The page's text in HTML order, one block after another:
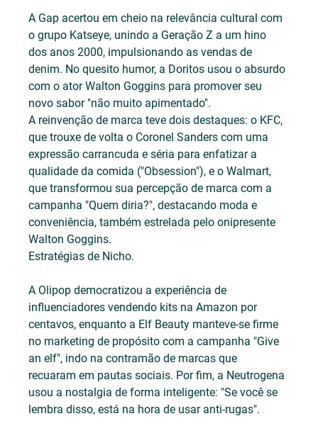
A Gap acertou em cheio na relevância cultural com
o grupo Katseye, unindo a Geração Z a um hino
dos anos 2000, impulsionando as vendas de
denim. No quesito humor, a Doritos usou o absurdo
com o ator Walton Goggins para promover seu
novo sabor "não muito apimentado".
A reinvenção de marca teve dois destaques: o KFC,
que trouxe de volta o Coronel Sanders com uma
expressão carrancuda e séria para enfatizar a
qualidade da comida ("Obsession"), e o Walmart,
que transformou sua percepção de marca com a
campanha "Quem diria?", destacando moda e
conveniência, também estrelada pelo onipresente
Walton Goggins.
Estratégias de Nicho.
A Olipop democratizou a experiência de
influenciadores vendendo kits na Amazon por
centavos, enquanto a Elf Beauty manteve-se firme
no marketing de propósito com a campanha "Give
an elf", indo na contramão de marcas que
recuaram em pautas sociais. Por fim, a Neutrogena
usou a nostalgia de forma inteligente: "Se você se
lembra disso, está na hora de usar anti-rugas".